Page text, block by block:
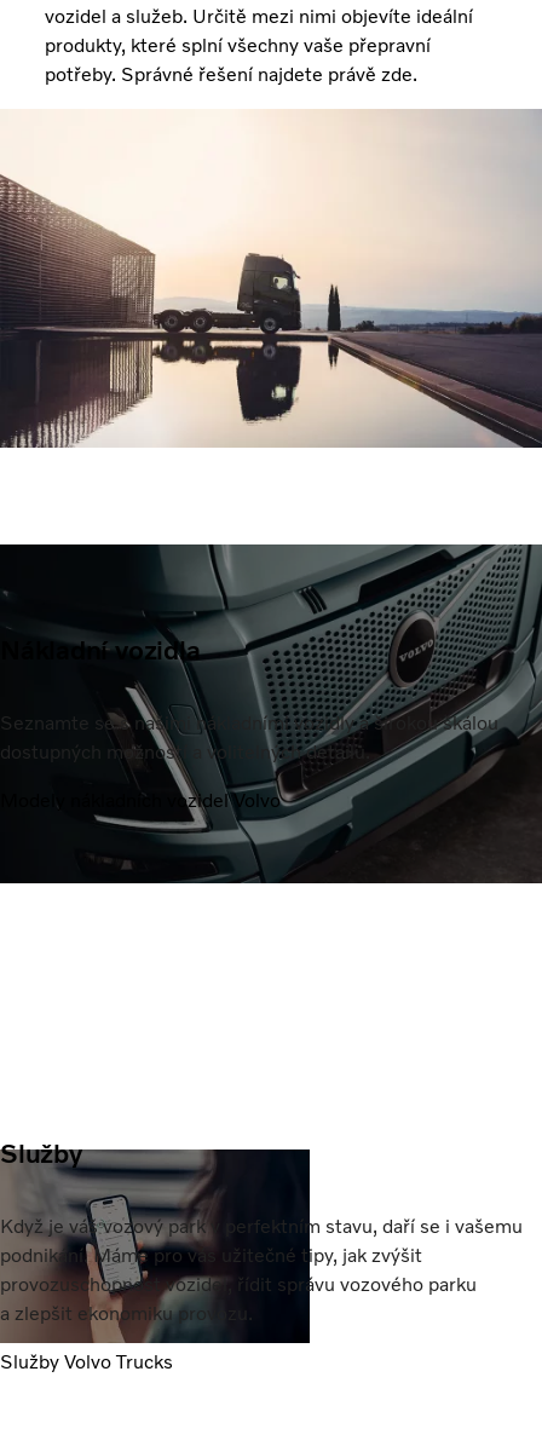
vozidel a služeb. Určitě mezi nimi objevíte ideální
produkty, které splní všechny vaše přepravní
potřeby. Správné řešení najdete právě zde.
Nákladní vozidla
Seznamte se s našimi nákladními vozidly a širokou škálou
dostupných možností a volitelných detailů.
Modely nákladních vozidel Volvo
Služby
Když je váš vozový park v perfektním stavu, daří se i vašemu
podnikání. Máme pro vás užitečné tipy, jak zvýšit
provozuschopnost vozidel, řídit správu vozového parku
a zlepšit ekonomiku provozu.
Služby Volvo Trucks